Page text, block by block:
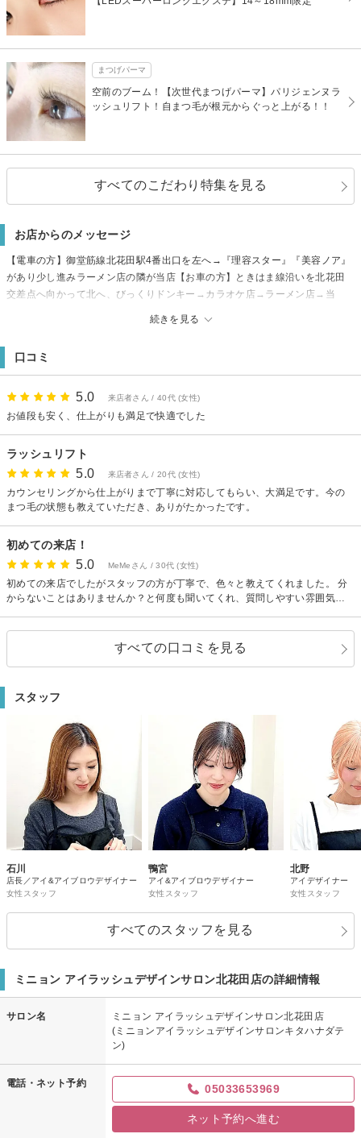
まつげパーマ
空前のブーム！【次世代まつげパーマ】パリジェンヌラ
ッシュリフト！自まつ毛が根元からぐっと上がる！！
すべてのこだわり特集を見る
お店からのメッセージ
続きを見る
【電車の方】御堂筋線北花田駅4番出口を左へ→『理容スター』『美容ノア』
があり少し進みラーメン店の隣が当店【お車の方】ときはま線沿いを北花田
交差点へ向かって北へ、びっくりドンキー→カラオケ店→ラーメン店→当
☆15歳以上17歳以下の方：施術を受ける場合は親権者の同伴又は同意者が必
要。親権者の方にご記入頂きご持参下さい。詳細電話問合せを。15歳以下の
小中学生の施術はお断り
☆電子マネー(WAON等)、QR決済(PayPay等)可
口コミ
5.0 来店者さん / 40代 (女性)
お値段も安く、仕上がりも満足で快適でした
ラッシュリフト
5.0 来店者さん / 20代 (女性)
カウンセリングから仕上がりまで丁寧に対応してもらい、大満足です。今の
まつ毛の状態も教えていただき、ありがたかったです。
初めての来店！
5.0 MeMeさん / 30代 (女性)
初めての来店でしたがスタッフの方が丁寧で、色々と教えてくれました。 分
からないことはありませんか？と何度も聞いてくれ、質問しやすい雰囲気に
て頂きたいなと思いました！すべての口コミを見る
スタッフ
石川
店長／アイ&アイブロウデザイナー
女性スタッフ
鴨宮
アイ&アイブロウデザイナー
女性スタッフ
北野
アイデザイナー
女性スタッフ
すべてのスタッフを見る
ミニョン アイラッシュデザインサロン北花田店の詳細情報
サロン名
ミニョン アイラッシュデザインサロン北花田店
(ミニョンアイラッシュデザインサロンキタハナダテ
ン)
電話・ネット予約 05033653969
ネット予約へ進む